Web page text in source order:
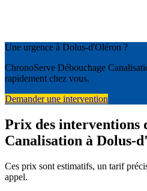
Une urgence à Dolus-d'Oléron ?
ChronoServe Débouchage
rapidement chez vous.
Demander une intervention
Prix des interventions
Canalisation à Dolus-
Ces prix sont estimatifs, un tarif
appel.